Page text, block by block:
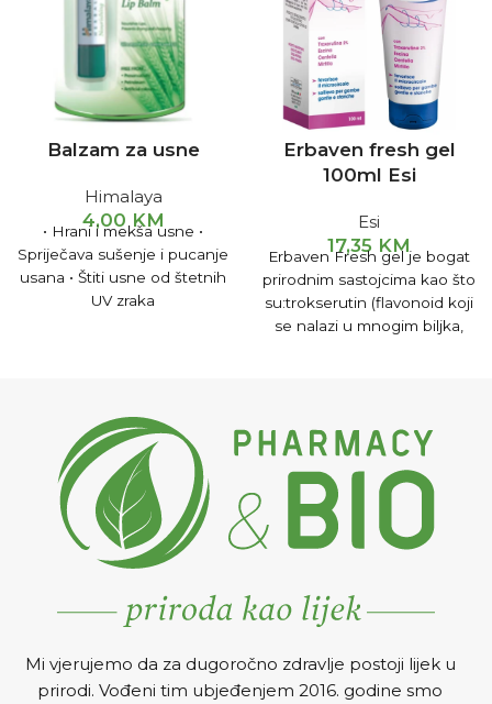
Balzam za usne
Himalaya
4,00KM
• Hrani i mekša usne •
Spriječava sušenje i pucanje
usana • Štiti usne od štetnih
UV zraka
Erbaven fresh gel
100ml Esi
Esi
17,35 KM
Erbaven Fresh gel je bogat
prirodnim sastojcima kao što
su:trokserutin (flavonoid koji
se nalazi u mnogim biljka,
Mi vjerujemo da za dugoročno zdravlje postoji lijek u
prirodi. Vođeni tim ubjeđenjem 2016. godine smo